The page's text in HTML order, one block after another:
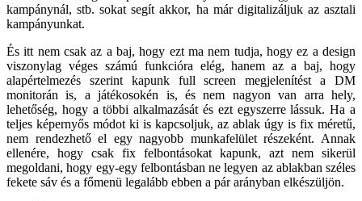
kampánynál, stb. sokat segít akkor, ha már digitalizáljuk az asztali
kampányunkat.
És itt nem csak az a baj, hogy ezt ma nem tudja, hogy ez a design
viszonylag véges számú funkcióra elég, hanem az a baj, hogy
alapértelmezés szerint kapunk full screen megjelenítést a DM
monitorán is, a játékosokén is, és nem nagyon van arra hely,
lehetőség, hogy a többi alkalmazását és ezt egyszerre lássuk. Ha a
teljes képernyős módot ki is kapcsoljuk, az ablak úgy is fix méretű,
nem rendezhető el egy nagyobb munkafelület részeként. Annak
ellenére, hogy csak fix felbontásokat kapunk, azt nem sikerül
megoldani, hogy egy-egy felbontásban ne legyen az ablakban széles
fekete sáv és a főmenü legalább ebben a pár arányban elkészüljön.